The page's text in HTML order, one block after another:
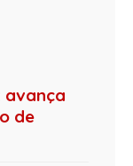
avança
de